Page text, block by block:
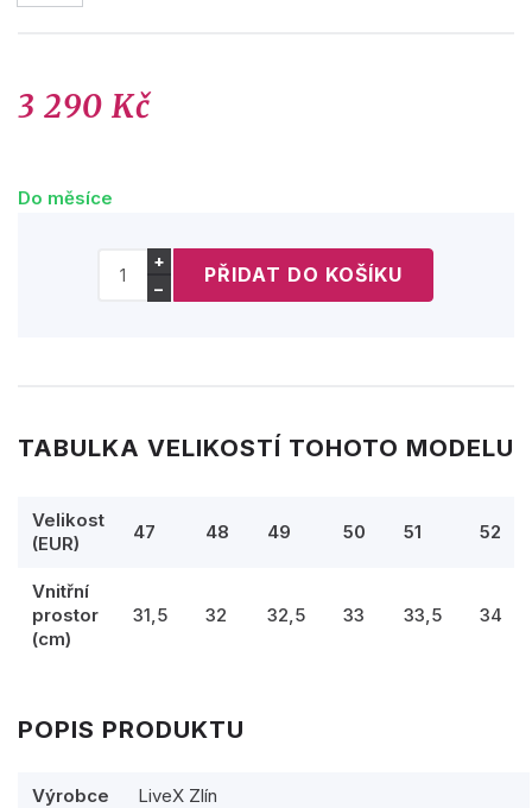
3 290 Kč
Do měsíce
+
−
TABULKA VELIKOSTÍ TOHOTO MODELU
Velikost
(EUR)
47 48 49 50 51 52
Vnitřní
prostor
(cm)
31,5 32 32,5 33 33,5 34
POPIS PRODUKTU
Výrobce LiveX Zlín